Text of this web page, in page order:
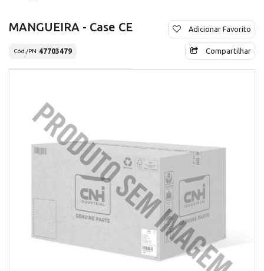
MANGUEIRA - Case CE
Cód./PN 47703479
Adicionar Favorito
Compartilhar